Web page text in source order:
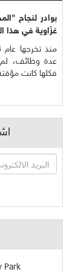
بوادر لنجاح
غزّاوية في هذا
عدة وظائف، لم
فكلها كانت
Park